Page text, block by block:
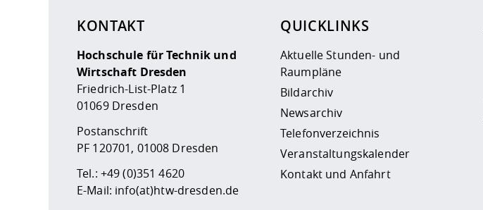
KONTAKT
Hochschule für Technik und
Wirtschaft Dresden
Friedrich-List-Platz 1
01069 Dresden
Postanschrift
PF 120701, 01008 Dresden
Tel.: +49 (0)351 4620
E-Mail: info(at)htw-dresden.de
QUICKLINKS
Aktuelle Stunden- und
Raumpläne
Bildarchiv
Newsarchiv
Telefonverzeichnis
Veranstaltungskalender
Kontakt und Anfahrt